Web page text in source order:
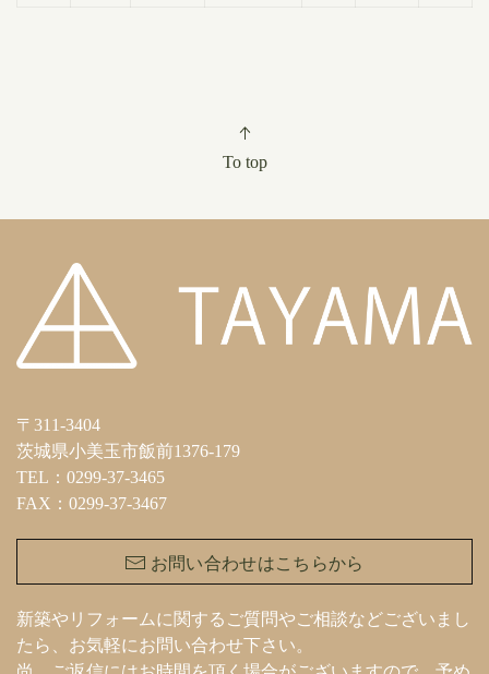
To top
〒311-3404
茨城県小美玉市飯前1376-179
TEL：0299-37-3465
FAX：0299-37-3467
お問い合わせはこちらから
新築やリフォームに関するご質問やご相談などございまし
たら、お気軽にお問い合わせ下さい。